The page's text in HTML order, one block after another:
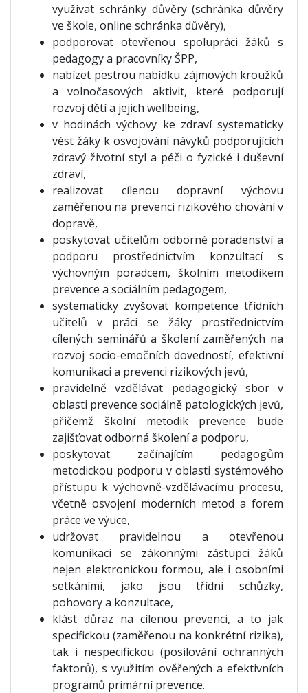
využívat schránky důvěry (schránka důvěry
ve škole, online schránka důvěry),
podporovat otevřenou spolupráci žáků s
pedagogy a pracovníky ŠPP,
nabízet pestrou nabídku zájmových kroužků
a volnočasových aktivit, které podporují
rozvoj dětí a jejich wellbeing,
v hodinách výchovy ke zdraví systematicky
vést žáky k osvojování návyků podporujících
zdravý životní styl a péči o fyzické i duševní
zdraví,
realizovat cílenou dopravní výchovu
zaměřenou na prevenci rizikového chování v
dopravě,
poskytovat učitelům odborné poradenství a
podporu prostřednictvím konzultací s
výchovným poradcem, školním metodikem
prevence a sociálním pedagogem,
systematicky zvyšovat kompetence třídních
učitelů v práci se žáky prostřednictvím
cílených seminářů a školení zaměřených na
rozvoj socio-emočních dovedností, efektivní
komunikaci a prevenci rizikových jevů,
pravidelně vzdělávat pedagogický sbor v
oblasti prevence sociálně patologických jevů,
přičemž školní metodik prevence bude
zajišťovat odborná školení a podporu,
poskytovat začínajícím pedagogům
metodickou podporu v oblasti systémového
přístupu k výchovně-vzdělávacímu procesu,
včetně osvojení moderních metod a forem
práce ve výuce,
udržovat pravidelnou a otevřenou
komunikaci se zákonnými zástupci žáků
nejen elektronickou formou, ale i osobními
setkáními, jako jsou třídní schůzky,
pohovory a konzultace,
klást důraz na cílenou prevenci, a to jak
specifickou (zaměřenou na konkrétní rizika),
tak i nespecifickou (posilování ochranných
faktorů), s využitím ověřených a efektivních
programů primární prevence.